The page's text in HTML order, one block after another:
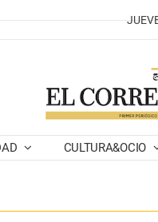
CULTURA&OCIO